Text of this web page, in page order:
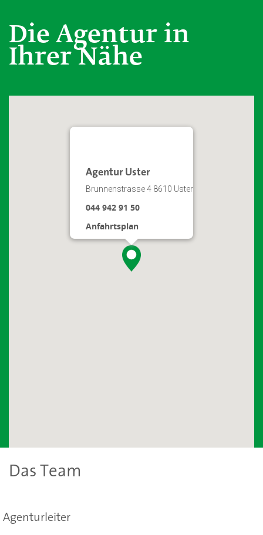
Die Agentur in
Ihrer Nähe
Agentur Uster
Brunnenstrasse 4 8610 Uster
044 942 91 50
Anfahrtsplan
Das Team
Agenturleiter